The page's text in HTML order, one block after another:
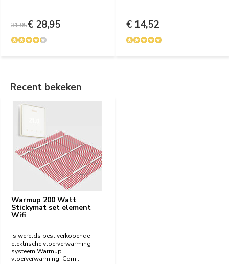
31,95€ 28,95 € 14,52
Recent bekeken
Warmup 200 Watt
Stickymat set element
Wifi
's werelds best verkopende
elektrische vloerverwarming
systeem Warmup
vloerverwarming. Com...